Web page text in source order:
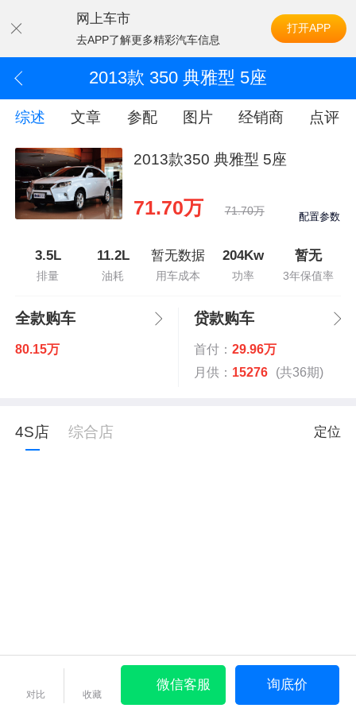
网上车市
去APP了解更多精彩汽车信息
打开APP
2013款 350 典雅型 5座
综述 文章 参配 图片 经销商 点评
2013款350 典雅型 5座
71.70万 71.70万 配置参数
3.5L
排量
11.2L
油耗
暂无数据
用车成本
204Kw
功率
暂无
3年保值率
全款购车
80.15万
贷款购车
首付： 29.96万
月供： 15276 (共36期)
4S店 综合店 定位
对比 收藏
微信客服 询底价